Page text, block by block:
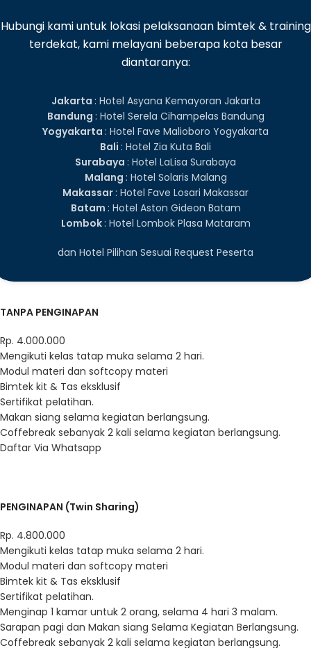
Hubungi kami untuk lokasi pelaksanaan bimtek & training
terdekat, kami melayani beberapa kota besar
diantaranya:
Jakarta : Hotel Asyana Kemayoran Jakarta
Bandung : Hotel Serela Cihampelas Bandung
Yogyakarta : Hotel Fave Malioboro Yogyakarta
Bali : Hotel Zia Kuta Bali
Surabaya : Hotel LaLisa Surabaya
Malang : Hotel Solaris Malang
Makassar : Hotel Fave Losari Makassar
Batam : Hotel Aston Gideon Batam
Lombok : Hotel Lombok Plasa Mataram
dan Hotel Pilihan Sesuai Request Peserta
TANPA PENGINAPAN
Rp. 4.000.000
Mengikuti kelas tatap muka selama 2 hari.
Modul materi dan softcopy materi
Bimtek kit & Tas eksklusif
Sertifikat pelatihan.
Makan siang selama kegiatan berlangsung.
Coffebreak sebanyak 2 kali selama kegiatan berlangsung.
Daftar Via Whatsapp
PENGINAPAN (Twin Sharing)
Rp. 4.800.000
Mengikuti kelas tatap muka selama 2 hari.
Modul materi dan softcopy materi
Bimtek kit & Tas eksklusif
Sertifikat pelatihan.
Menginap 1 kamar untuk 2 orang, selama 4 hari 3 malam.
Sarapan pagi dan Makan siang Selama Kegiatan Berlangsung.
Coffebreak sebanyak 2 kali selama kegiatan berlangsung.